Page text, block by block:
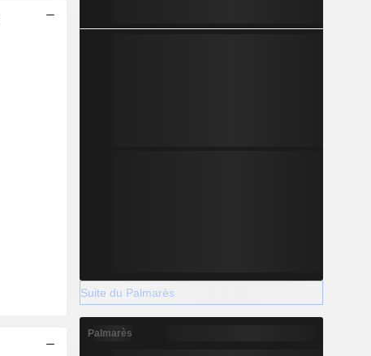
Suite du Palmarès
Palmarès